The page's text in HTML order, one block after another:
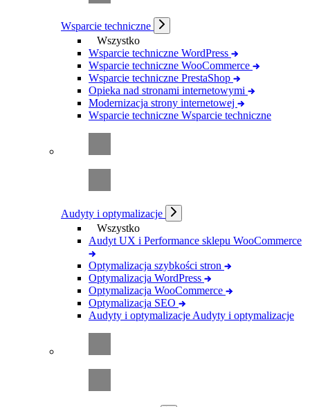
Wsparcie techniczne
Wszystko
Wsparcie techniczne WordPress
Wsparcie techniczne WooCommerce
Wsparcie techniczne PrestaShop
Opieka nad stronami internetowymi
Modernizacja strony internetowej
Wsparcie techniczne Wsparcie techniczne
Audyty i optymalizacje
Wszystko
Audyt UX i Performance sklepu WooCommerce
Optymalizacja szybkości stron
Optymalizacja WordPress
Optymalizacja WooCommerce
Optymalizacja SEO
Audyty i optymalizacje Audyty i optymalizacje